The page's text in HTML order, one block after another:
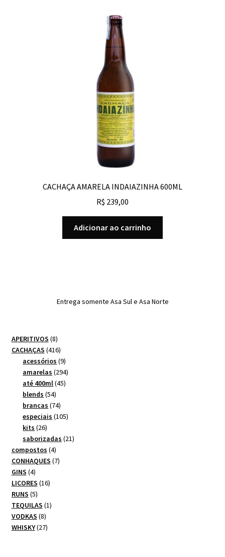
CACHAÇA AMARELA INDAIAZINHA 600ML
R$ 239,00
Adicionar ao carrinho
Entrega somente Asa Sul e Asa Norte
APERITIVOS 88
produtos
CACHAÇAS 416416
produtos
acessórios 99
produtos
amarelas 294294
até 400ml 4545
blends 5454
produtos
brancas 7474
produtos
especiais 105105
kits 2626
produtos
saborizadas 2121
compostos 44
produtos
CONHAQUES 77
GINS 44
produtos
LICORES 1616
RUNS 55
produtos
TEQUILAS 11
VODKAS 88
produtos
WHISKY 2727